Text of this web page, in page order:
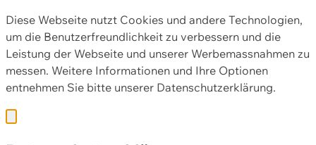
Diese Webseite nutzt Cookies und andere Technologien,
um die Benutzerfreundlichkeit zu verbessern und die
Leistung der Webseite und unserer Werbemassnahmen zu
messen. Weitere Informationen und Ihre Optionen
entnehmen Sie bitte unserer Datenschutzerklärung.